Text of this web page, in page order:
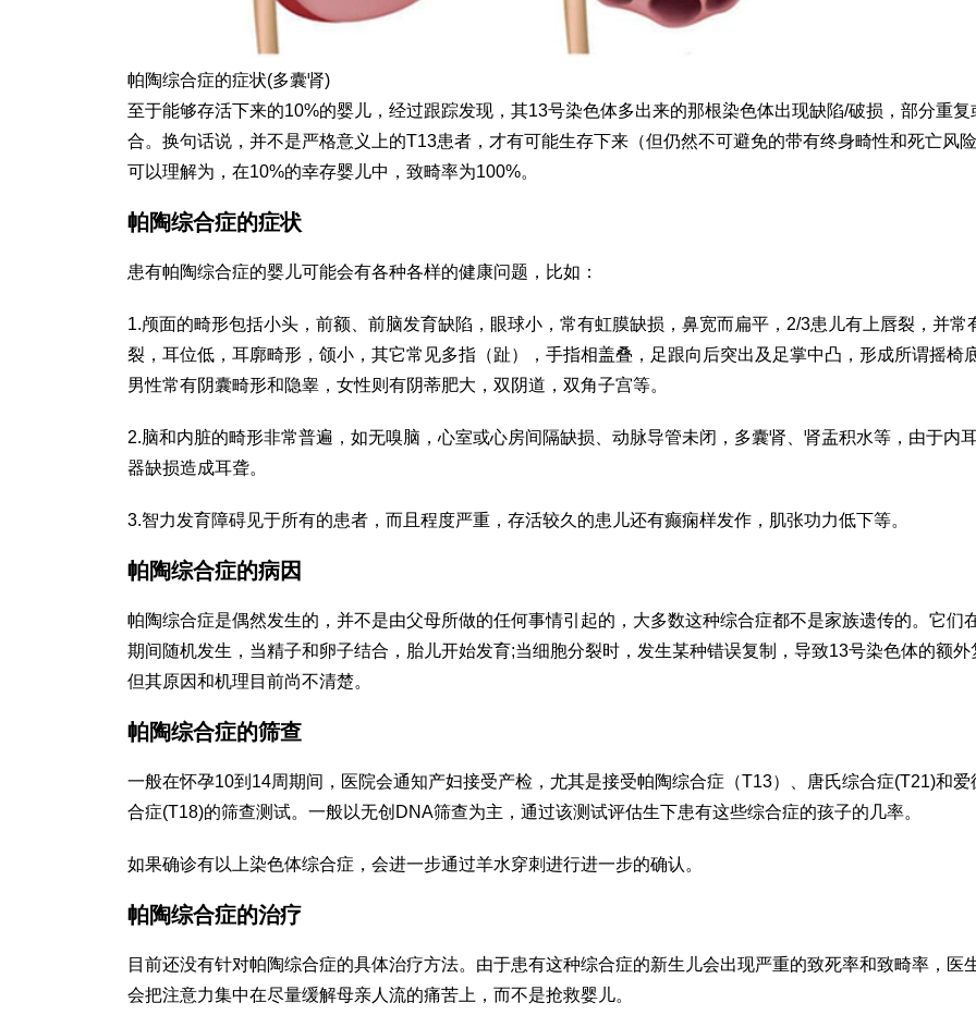
帕陶综合症的症状(多囊肾)
至于能够存活下来的10%的婴儿，经过跟踪发现，其13号染色体多出来的那根染色体出现缺陷/破损，部分重复
合。换句话说，并不是严格意义上的T13患者，才有可能生存下来（但仍然不可避免的带有终身畸性和死亡风险
可以理解为，在10%的幸存婴儿中，致畸率为100%。
帕陶综合症的症状
患有帕陶综合症的婴儿可能会有各种各样的健康问题，比如：
1.颅面的畸形包括小头，前额、前脑发育缺陷，眼球小，常有虹膜缺损，鼻宽而扁平，2/3患儿有上唇裂，并常
裂，耳位低，耳廓畸形，颌小，其它常见多指（趾），手指相盖叠，足跟向后突出及足掌中凸，形成所谓摇椅
男性常有阴囊畸形和隐睾，女性则有阴蒂肥大，双阴道，双角子宫等。
2.脑和内脏的畸形非常普遍，如无嗅脑，心室或心房间隔缺损、动脉导管未闭，多囊肾、肾盂积水等，由于内
器缺损造成耳聋。
3.智力发育障碍见于所有的患者，而且程度严重，存活较久的患儿还有癫痫样发作，肌张功力低下等。
帕陶综合症的病因
帕陶综合症是偶然发生的，并不是由父母所做的任何事情引起的，大多数这种综合症都不是家族遗传的。它们
期间随机发生，当精子和卵子结合，胎儿开始发育;当细胞分裂时，发生某种错误复制，导致13号染色体的额外
但其原因和机理目前尚不清楚。
帕陶综合症的筛查
一般在怀孕10到14周期间，医院会通知产妇接受产检，尤其是接受帕陶综合症（T13）、唐氏综合症(T21)和爱
合症(T18)的筛查测试。一般以无创DNA筛查为主，通过该测试评估生下患有这些综合症的孩子的几率。
如果确诊有以上染色体综合症，会进一步通过羊水穿刺进行进一步的确认。
帕陶综合症的治疗
目前还没有针对帕陶综合症的具体治疗方法。由于患有这种综合症的新生儿会出现严重的致死率和致畸率，医
会把注意力集中在尽量缓解母亲人流的痛苦上，而不是抢救婴儿。